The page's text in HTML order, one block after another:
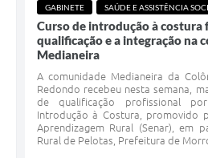
Editais
Carta de Serviços
Arquivos para Download
Galeria de Vídeos
GABINETE
SAÚDE E ASSISTÊNCIA
Curso de introdução à costura
qualificação e a integração na
Medianeira
A comunidade Medianeira da
Redondo recebeu nesta semana,
de qualificação profissional
Introdução à Costura, promovido
Aprendizagem Rural (Senar), em
Rural de Pelotas, Prefeitura de